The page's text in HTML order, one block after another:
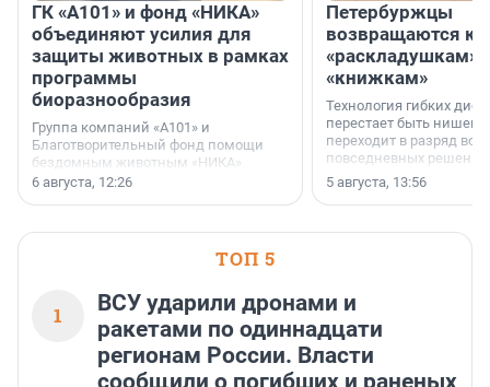
ГК «А101» и фонд «НИКА»
объединяют усилия для
защиты животных в рамках
программы
биоразнообразия
Группа компаний «А101» и
Благотворительный фонд помощи
бездомным животным «НИКА»
заключили соглашение о
6 августа, 12:26
Петербуржцы
возвращаются к
«раскладушкам»
«книжкам»
Технология гибких
перестает быть
переходит в разряд
повседневных
5 августа, 13:56
ТОП 5
1
ВСУ ударили дронами и
ракетами по одиннадцати
регионам России. Власти
сообщили о погибших и раненых